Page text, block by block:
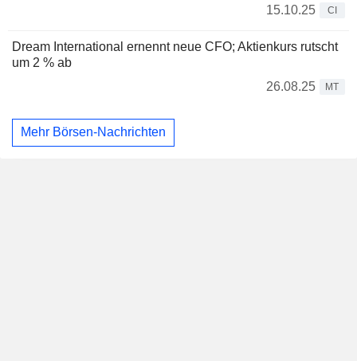
15.10.25 CI
Dream International ernennt neue CFO; Aktienkurs rutscht
um 2 % ab
26.08.25
MT
Mehr Börsen-Nachrichten